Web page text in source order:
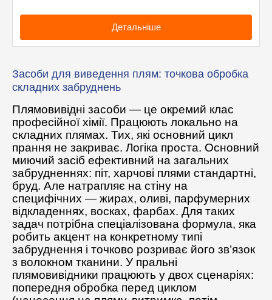
Детальніше
Засоби для виведення плям: точкова обробка
складних забруднень
Плямовивідні засоби — це окремий клас
професійної хімії. Працюють локально на
складних плямах. Тих, які основний цикл
прання не закриває. Логіка проста. Основний
миючий засіб ефективний на загальних
забрудненнях: піт, харчові плями стандартні,
бруд. Але натрапляє на стіну на
специфічних — жирах, оливі, парфумерних
відкладеннях, восках, фарбах. Для таких
задач потрібна спеціалізована формула, яка
робить акцент на конкретному типі
забруднення і точково розриває його зв’язок
з волокном тканини. У пральні
плямовивідники працюють у двох сценаріях:
попередня обробка перед циклом